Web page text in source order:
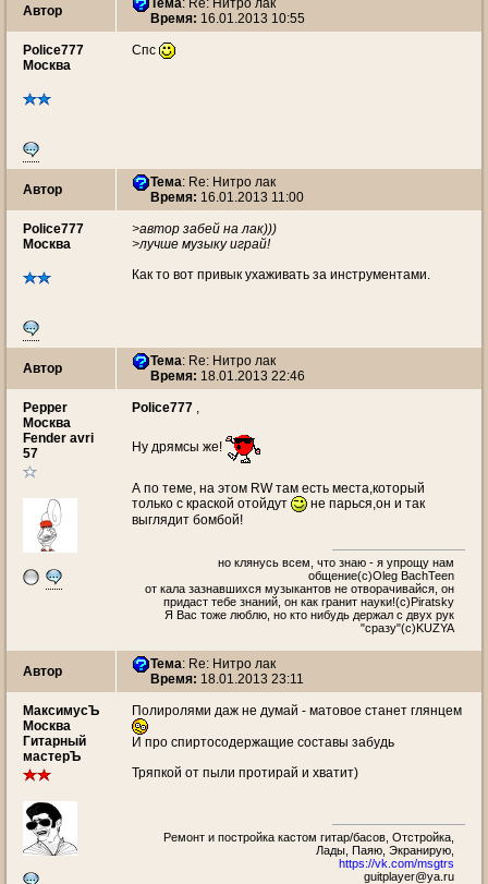
Автор Тема: Re: Нитро лак
Время: 16.01.2013 10:55
Police777
Москва
Спс
Автор Тема: Re: Нитро лак
Время: 16.01.2013 11:00
Police777
Москва
>автор забей на лак)))
>лучше музыку играй!
Как то вот привык ухаживать за инструментами.
Автор Тема: Re: Нитро лак
Время: 18.01.2013 22:46
Pepper
Москва
Fender avri
57
Police777 ,
Ну дрямсы же!
А по теме, на этом RW там есть места,который
только с краской отойдут
не парься,он и так
выглядит бомбой!
но клянусь всем, что знаю - я упрощу нам
общение(c)Oleg BachTeen
от кала зазнавшихся музыкантов не отворачивайся, он
придаст тебе знаний, он как гранит науки!(с)Piratsky
Я Вас тоже люблю, но кто нибудь держал с двух рук
"сразу"(c)KUZYA
Автор Тема: Re: Нитро лак
Время: 18.01.2013 23:11
МаксимусЪ
Москва
Гитарный
мастерЪ
Полиролями даж не думай - матовое станет глянцем
И про спиртосодержащие составы забудь
Тряпкой от пыли протирай и хватит)
Ремонт и постройка кастом гитар/басов, Отстройка,
Лады, Паяю, Экранирую,
https://vk.com/msgtrs
guitplayer@ya.ru